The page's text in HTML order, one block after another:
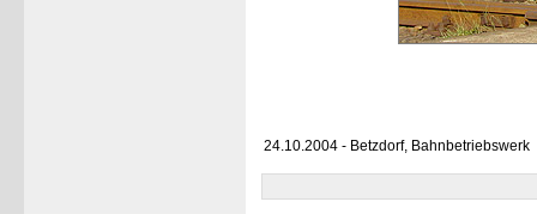
24.10.2004 - Betzdorf, Bahnbetriebswerk